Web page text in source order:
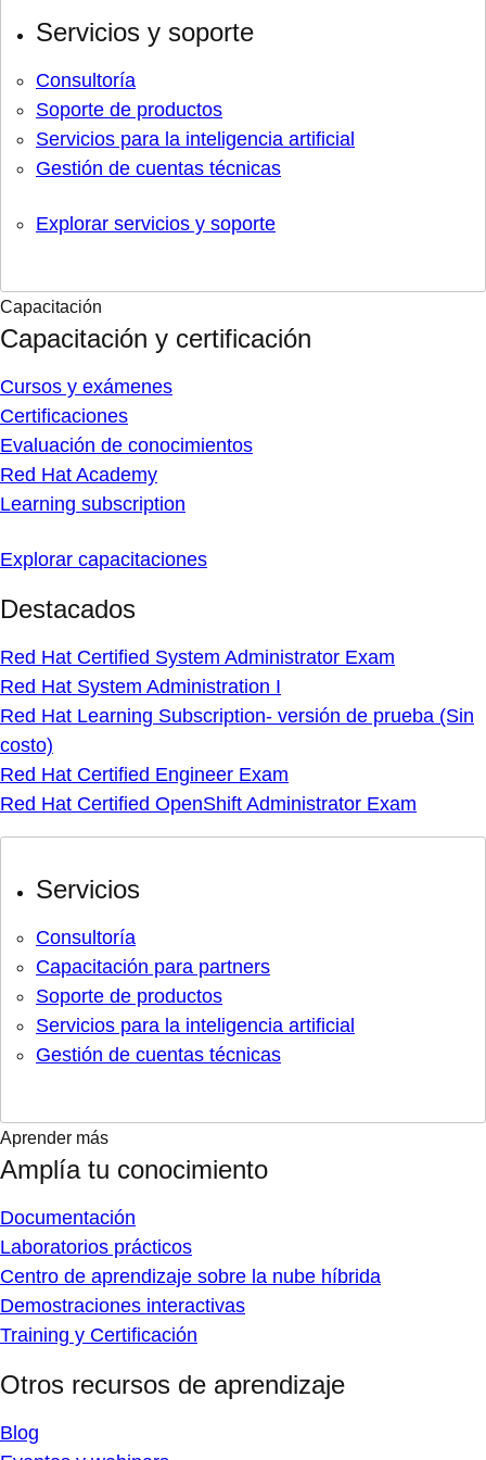
Servicios y soporte
Consultoría
Soporte de productos
Servicios para la inteligencia artificial
Gestión de cuentas técnicas
Explorar servicios y soporte
Capacitación
Capacitación y certificación
Cursos y exámenes
Certificaciones
Evaluación de conocimientos
Red Hat Academy
Learning subscription
Explorar capacitaciones
Destacados
Red Hat Certified System Administrator Exam
Red Hat System Administration I
Red Hat Learning Subscription- versión de prueba (Sin
costo)
Red Hat Certified Engineer Exam
Red Hat Certified OpenShift Administrator Exam
Servicios
Consultoría
Capacitación para partners
Soporte de productos
Servicios para la inteligencia artificial
Gestión de cuentas técnicas
Aprender más
Amplía tu conocimiento
Documentación
Laboratorios prácticos
Centro de aprendizaje sobre la nube híbrida
Demostraciones interactivas
Training y Certificación
Otros recursos de aprendizaje
Blog